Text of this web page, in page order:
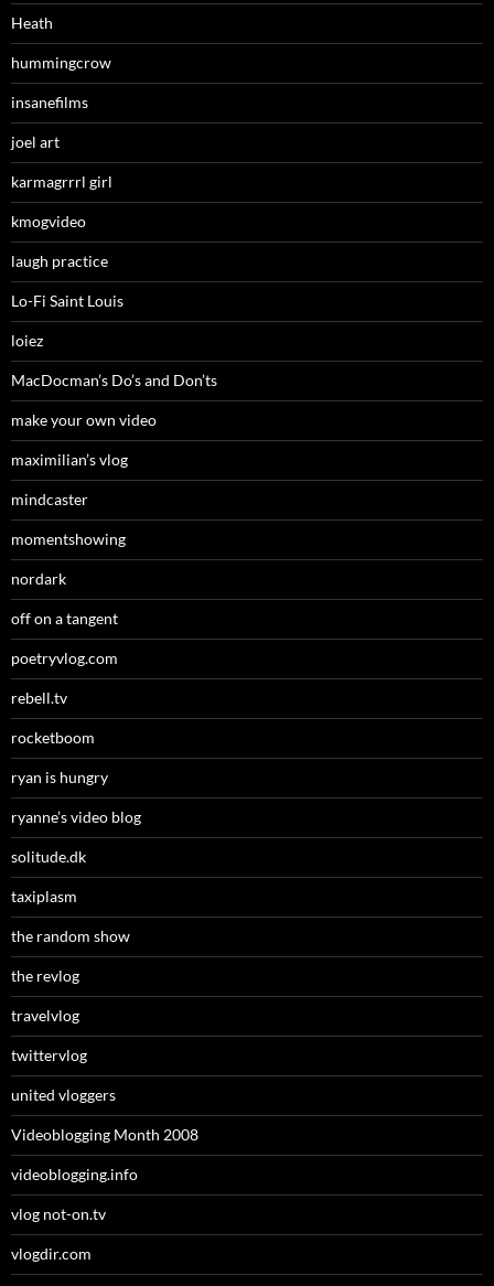
Heath
hummingcrow
insanefilms
joel art
karmagrrrl girl
kmogvideo
laugh practice
Lo-Fi Saint Louis
loiez
MacDocman’s Do’s and Don’ts
make your own video
maximilian’s vlog
mindcaster
momentshowing
nordark
off on a tangent
poetryvlog.com
rebell.tv
rocketboom
ryan is hungry
ryanne’s video blog
solitude.dk
taxiplasm
the random show
the revlog
travelvlog
twittervlog
united vloggers
Videoblogging Month 2008
videoblogging.info
vlog not-on.tv
vlogdir.com